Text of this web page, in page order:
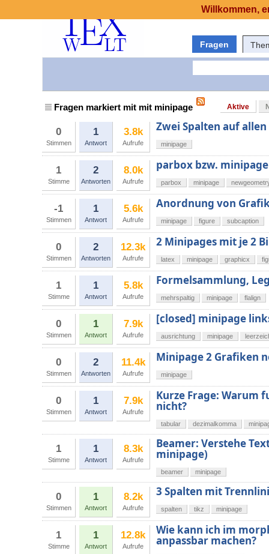
Fragen
Fragen markiert mit mit minipage Aktive
0
Stimmen
1
Antwort
3.8k
Aufrufe
Zwei Spalten auf allen
minipage
1
Stimme
2
Antworten
8.0k
Aufrufe
parbox bzw.
parbox minipage
-1
Stimmen
1
Antwort
5.6k
Aufrufe
Anordnung von
minipage figure subcaption
0
Stimmen
2
Antworten
12.3k
Aufrufe
2 Minipages mit je 2
latex minipage graphicx
1
Stimme
1
Antwort
5.8k
Aufrufe
Formelsammlung,
mehrspaltig minipage flalign
0
Stimmen
1
Antwort
7.9k
Aufrufe
[closed] minipage
ausrichtung minipage
0
Stimmen
2
Antworten
11.4k
Aufrufe
Minipage 2 Grafiken
minipage
0
Stimmen
1
Antwort
7.9k
Aufrufe
Kurze Frage:
nicht?
tabular dezimalkomma
1
Stimme
1
Antwort
8.3k
Aufrufe
Beamer: Verstehe
minipage)
beamer minipage
0
Stimmen
1
Antwort
8.2k
Aufrufe
3 Spalten mit
spalten tikz minipage
1
Stimme
1
Antwort
12.8k
Aufrufe
Wie kann ich im
anpassbar machen?
Willkommen,